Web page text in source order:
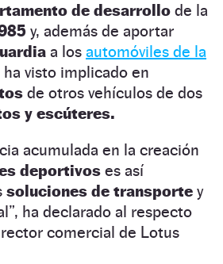
de desarrollo de la
y, además de aportar
a los automóviles de la
visto implicado en
de otros vehículos de dos
y escúteres.
acumulada en la creación
deportivos es así
soluciones de transporte y
ha declarado al respecto
comercial de Lotus